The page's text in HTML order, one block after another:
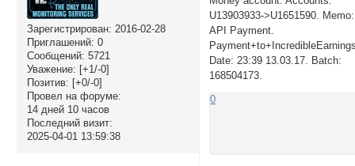
Зарегистрирован: 2016-02-28
Приглашений: 0
Сообщений: 5721
Уважение: [+1/-0]
Позитив: [+0/-0]
Провел на форуме:
14 дней 10 часов
Последний визит:
2025-04-01 13:59:38
U13903933->U1651590. Memo:
API Payment.
Date: 23:39 13.03.17. Batch:
168504173.
0